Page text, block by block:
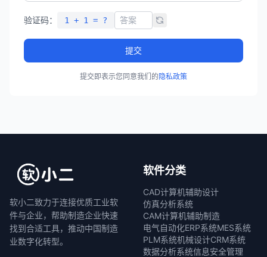
验证码： 1 + 1 = ?
提交
提交即表示您同意我们的隐私政策
软小二致力于连接优质工业软
件与企业，帮助制造企业快速
找到合适工具，推动中国制造
业数字化转型。
软件分类
CAD计算机辅助设计
仿真分析系统
CAM计算机辅助制造
电气自动化ERP系统MES系统
PLM系统机械设计CRM系统
数据分析系统信息安全管理